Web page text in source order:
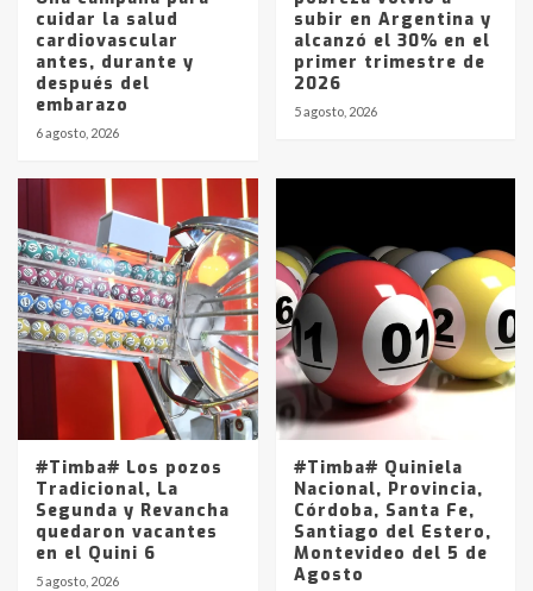
cuidar la salud
cardiovascular
antes, durante y
después del
embarazo
6 agosto, 2026
subir en Argentina y
alcanzó el 30% en el
primer trimestre de
2026
5 agosto, 2026
#Timba# Los pozos
Tradicional, La
Segunda y Revancha
quedaron vacantes
en el Quini 6
5 agosto, 2026
#Timba# Quiniela
Nacional, Provincia,
Córdoba, Santa Fe,
Santiago del Estero,
Montevideo del 5 de
Agosto